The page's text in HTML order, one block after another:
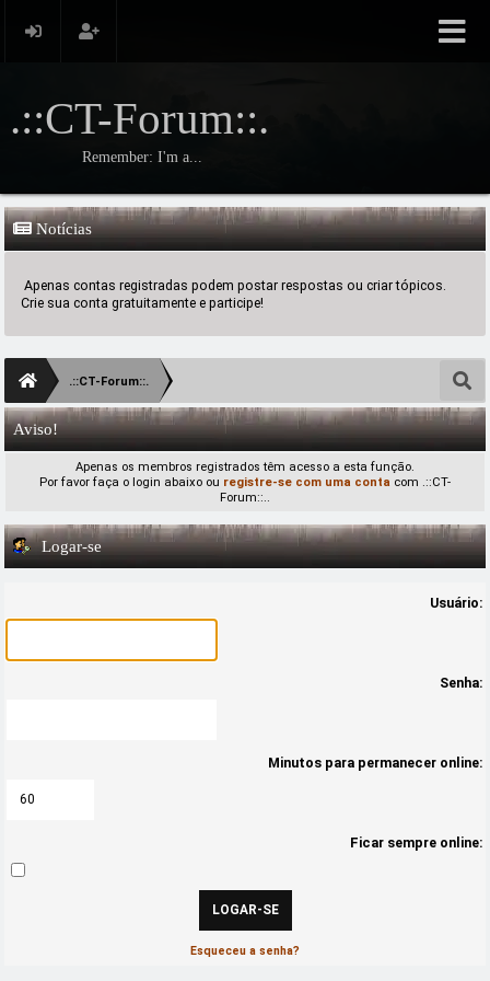
.::CT-Forum::.
Remember: I'm a...
Notícias
Apenas contas registradas podem postar respostas ou criar tópicos.
Crie sua conta gratuitamente e participe!
.::CT-Forum::.
Aviso!
Apenas os membros registrados têm acesso a esta função.
Por favor faça o login abaixo ou registre-se com uma conta com .::CT-
Forum::..
Logar-se
Usuário:
Senha:
Minutos para permanecer online:
Ficar sempre online:
Esqueceu a senha?